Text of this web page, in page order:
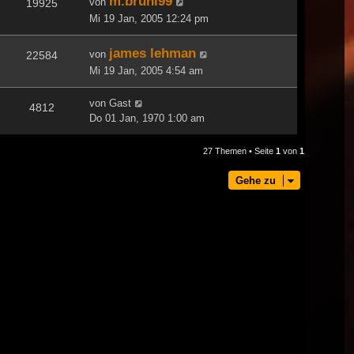
19925
Mi 19 Jan, 2005 12:24 pm
22584 von james lehman
Mi 19 Jan, 2005 4:54 am
4812 von Gast
Do 01 Jan, 1970 1:00 am
27 Themen • Seite 1 von 1
Gehe zu